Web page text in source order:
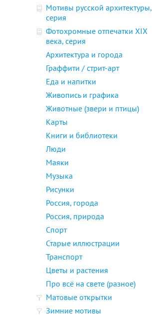
Мотивы русской архитектуры,
серия
Фотохромные отпечатки XIX
века, серия
Архитектура и города
Граффити / стрит-арт
Еда и напитки
Живопись и графика
Животные (звери и птицы)
Карты
Книги и библиотеки
Люди
Маяки
Музыка
Рисунки
Россия, города
Россия, природа
Спорт
Старые иллюстрации
Транспорт
Цветы и растения
Про всё на свете (разное)
Матовые открытки
Зимние мотивы